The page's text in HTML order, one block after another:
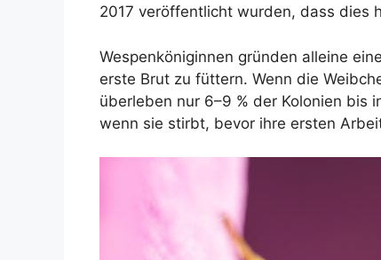
2017 veröffentlicht wurden, dass dies
Wespenköniginnen gründen alleine
erste Brut zu füttern. Wenn die
überleben nur 6–9 % der Kolonien bis
wenn sie stirbt, bevor ihre ersten